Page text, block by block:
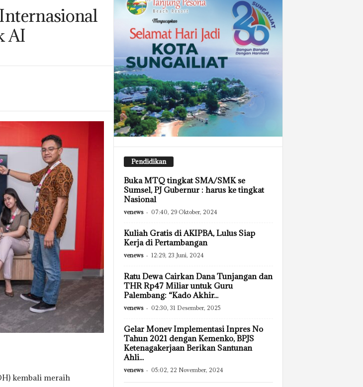
AI
kembali meraih
Pendidikan
Buka MTQ tingkat SMA/SMK se
Sumsel, PJ Gubernur : harus ke tingkat
Nasional
venews - 07:40, 29 Oktober, 2024
Kuliah Gratis di AKIPBA, Lulus Siap
Kerja di Pertambangan
venews - 12:29, 23 Juni, 2024
Ratu Dewa Cairkan Dana Tunjangan dan
THR Rp47 Miliar untuk Guru
Palembang: “Kado Akhir...
venews - 02:30, 31 Desember, 2025
Gelar Monev Implementasi Inpres No
Tahun 2021 dengan Kemenko, BPJS
Ketenagakerjaan Berikan Santunan
Ahli...
venews - 05:02, 22 November, 2024